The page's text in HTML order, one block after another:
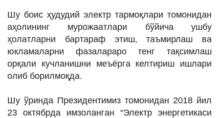
Шу боис ҳудудий электр тармоқлари томонидан
аҳолининг мурожаатлари бўйича ушбу
ҳолатларни бартараф этиш, таъмирлаш ва
юкламаларни фазалараро тенг тақсимлаш
орқали кучланишни меъёрга келтириш ишлари
олиб борилмоқда.
Шу ўринда Президентимиз томонидан 2018 йил
23 октябрда имзоланган “Электр энергетикаси